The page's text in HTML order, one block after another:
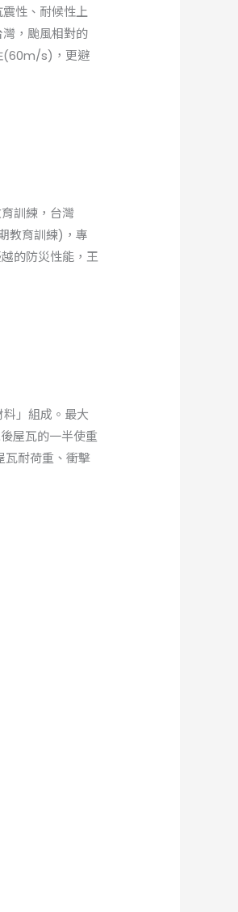
性、耐候性上
，颱風相對的
(60m/s)，更避
訓練，台灣
教育訓練)，專
的防災性能，王
」組成。最大
屋瓦的一半使重
耐荷重、衝擊